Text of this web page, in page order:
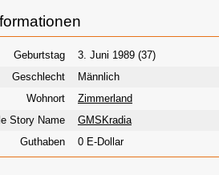
Geburtstag
3. Juni 1989 (37)
Geschlecht
Männlich
Wohnort
Zimmerland
Story Name
GMSKradia
Guthaben
0 E-Dollar